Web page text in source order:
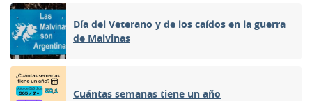
Día del Veterano y de los caídos en la guerra
de Malvinas
Cuántas semanas tiene un año